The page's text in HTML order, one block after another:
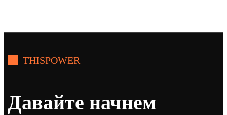
THISPOWER
Давайте начнем